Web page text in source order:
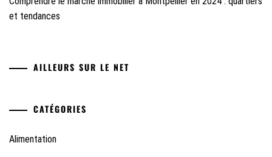
et tendances
AILLEURS SUR LE NET
CATÉGORIES
Alimentation